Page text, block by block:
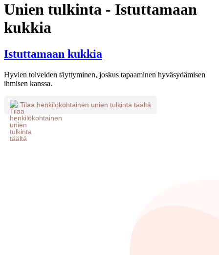
Unien tulkinta - Istuttamaan
kukkia
Istuttamaan kukkia
Hyvien toiveiden täyttyminen, joskus tapaaminen hyväsydämisen
ihmisen kanssa.
Tilaa henkilökohtainen unien tulkinta täältä